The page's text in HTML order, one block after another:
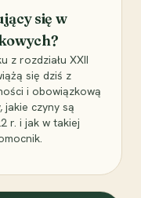
się w
z rozdziału XXII
się dziś z
i obowiązkową
jakie czyny są
r. i jak w takiej